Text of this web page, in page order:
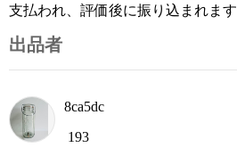
支払われ、評価後に振り込まれます
出品者
8ca5dc
193